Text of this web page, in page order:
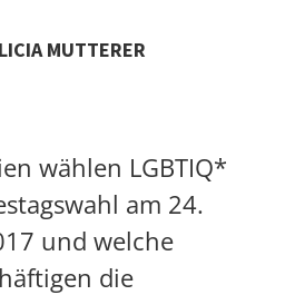
MUTTERER
wählen LGBTIQ*
am 24.
und welche
die